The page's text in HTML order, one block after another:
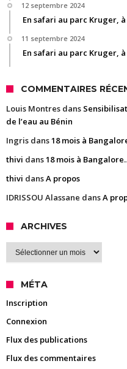
12 septembre 2024
En safari au parc Kruger,
11 septembre 2024
En safari au parc Kruger,
COMMENTAIRES
Louis Montres dans
de l’eau au Bénin
Ingris dans18 mois à
thivi dans18 mois à
thivi dansA propos
IDRISSOU Alassane dansA
ARCHIVES
Archives
MÉTA
Inscription
Connexion
Flux des publications
Flux des commentaires